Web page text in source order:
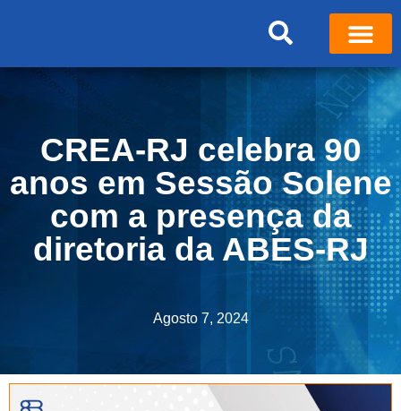
CREA-RJ celebra 90
anos em Sessão Solene
com a presença da
diretoria da ABES-RJ
Agosto 7, 2024